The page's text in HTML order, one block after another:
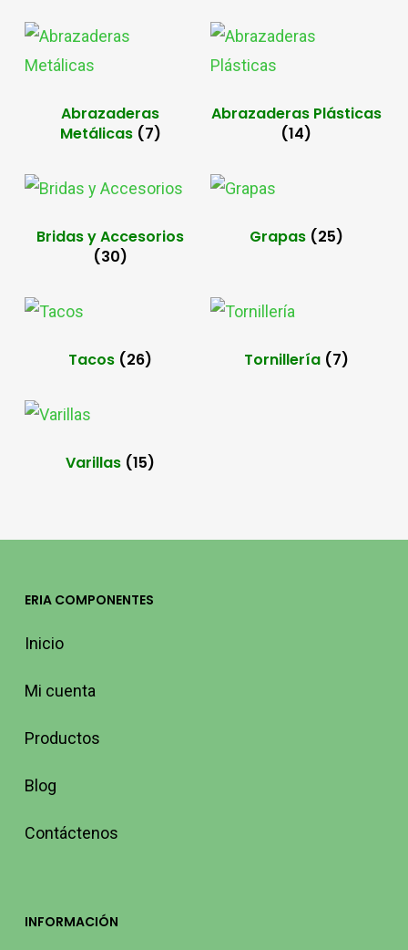
Abrazaderas
Metálicas (7)
Abrazaderas Plásticas
(14)
Bridas y Accesorios
(30)
Grapas (25)
Tacos (26) Tornillería (7)
Varillas (15)
ERIA COMPONENTES
Inicio
Mi cuenta
Productos
Blog
Contáctenos
INFORMACIÓN